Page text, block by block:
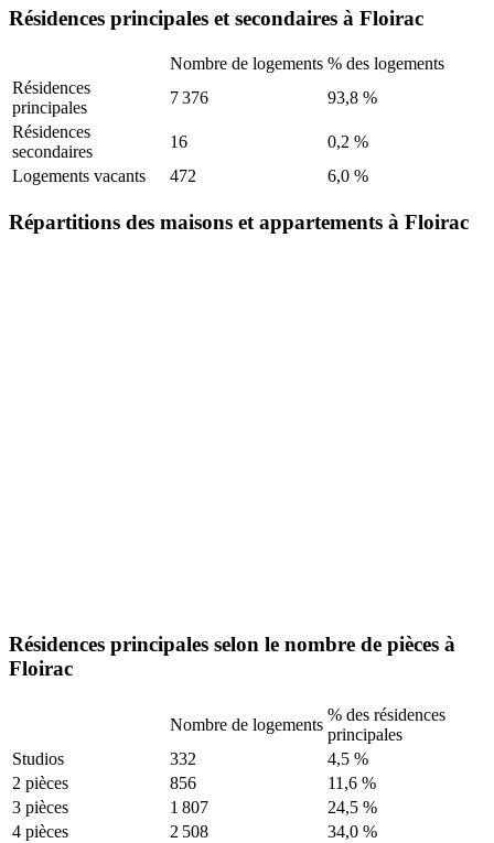
Résidences principales et secondaires à Floirac
Nombre de logements % des logements
Résidences
principales
7 376
93,8 %
Résidences
secondaires
16
0,2 %
Logements vacants
472 6,0 %
Répartitions des maisons et appartements à Floirac
Résidences principales selon le nombre de pièces à
Floirac
Nombre de logements
% des résidences
principales
Studios
332
4,5 %
2 pièces
856
11,6 %
3 pièces
1 807
24,5 %
4 pièces
2 508
34,0 %